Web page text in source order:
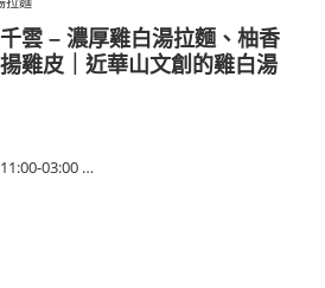
雲 – 濃厚雞白湯拉麵、柚香
雞皮｜近華山文創的雞白湯
03:00 …